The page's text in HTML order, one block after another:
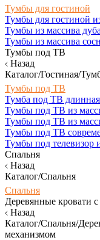
Тумбы для гостиной
Тумбы для гостиной
Тумбы из массива дуба
Тумбы из массива
Тумбы под ТВ
Назад
Каталог/Гостиная/
Тумбы под ТВ
Тумба под ТВ длинная
Тумбы под ТВ из
Тумбы под ТВ из
Тумбы под ТВ
Тумбы под телевизор
Спальня
Назад
Каталог/Спальня
Спальня
Деревянные кровати
Назад
Каталог/Спальня/
механизмом